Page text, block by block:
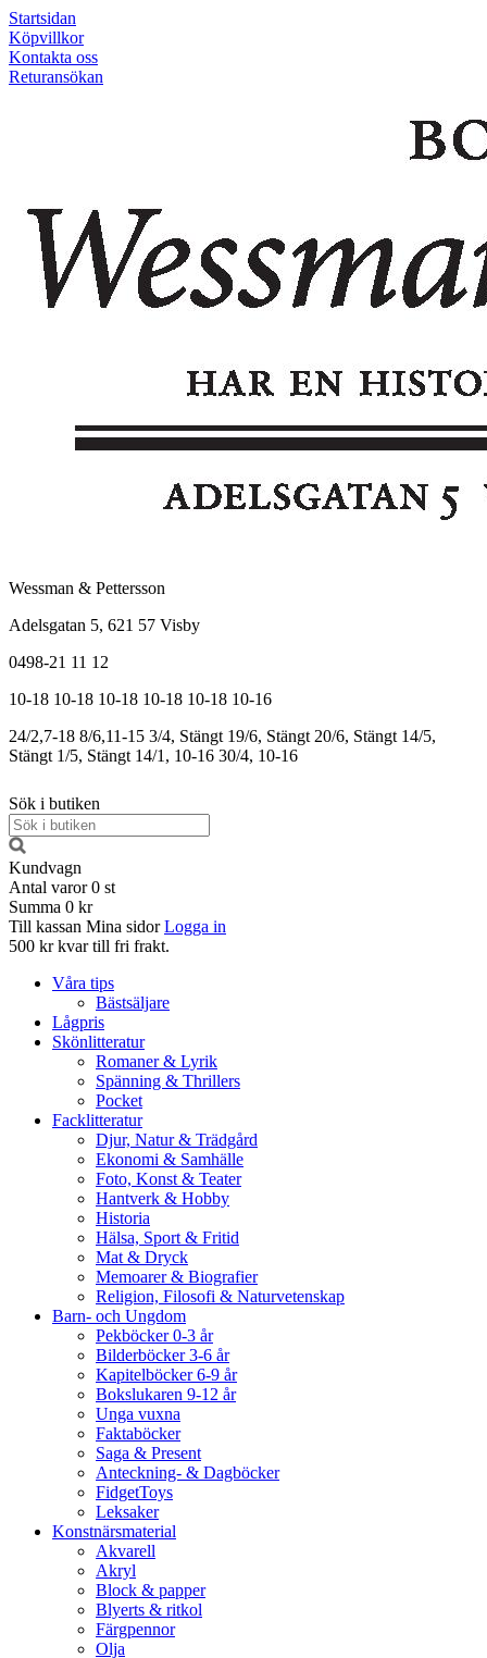
Startsidan
Köpvillkor
Kontakta oss
Returansökan
Wessman & Pettersson
Adelsgatan 5, 621 57 Visby
0498-21 11 12
10-18 10-18 10-18 10-18 10-18 10-16
24/2,7-18 8/6,11-15 3/4, Stängt 19/6, Stängt 20/6, Stängt 14/5,
Stängt 1/5, Stängt 14/1, 10-16 30/4, 10-16
Sök i butiken
Kundvagn
Antal varor 0 st
Summa 0 kr
Till kassan Mina sidor Logga in
500 kr kvar till fri frakt.
Våra tips
Bästsäljare
Lågpris
Skönlitteratur
Romaner & Lyrik
Spänning & Thrillers
Pocket
Facklitteratur
Djur, Natur & Trädgård
Ekonomi & Samhälle
Foto, Konst & Teater
Hantverk & Hobby
Historia
Hälsa, Sport & Fritid
Mat & Dryck
Memoarer & Biografier
Religion, Filosofi & Naturvetenskap
Barn- och Ungdom
Pekböcker 0-3 år
Bilderböcker 3-6 år
Kapitelböcker 6-9 år
Bokslukaren 9-12 år
Unga vuxna
Faktaböcker
Saga & Present
Anteckning- & Dagböcker
FidgetToys
Leksaker
Konstnärsmaterial
Akvarell
Akryl
Block & papper
Blyerts & ritkol
Färgpennor
Olja